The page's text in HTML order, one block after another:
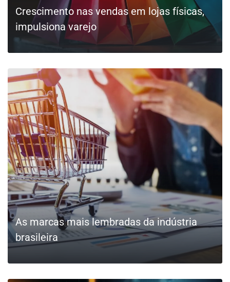
Crescimento nas vendas em lojas físicas,
impulsiona varejo
As marcas mais lembradas da indústria
brasileira